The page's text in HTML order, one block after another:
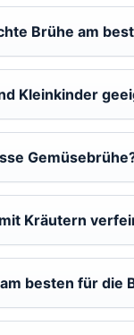
Brühe am
Kleinkinder
Kräutern
besten für die